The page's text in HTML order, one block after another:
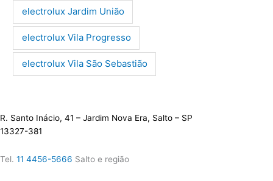
electrolux Jardim União
electrolux Vila Progresso
electrolux Vila São Sebastião
R. Santo Inácio, 41 – Jardim Nova Era, Salto – SP
13327-381
Tel. 11 4456-5666 Salto e região